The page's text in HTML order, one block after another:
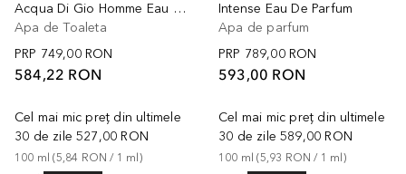
Acqua Di Gio Homme Eau de Toilette
Apa de Toaleta
PRP 749,00 RON
584,22 RON
Cel mai mic preț din ultimele
30 de zile 527,00 RON
100 ml (5,84 RON / 1 ml )
Intense Eau De Parfum
Apa de parfum
PRP 789,00 RON
593,00 RON
Cel mai mic preț din ultimele
30 de zile 589,00 RON
100 ml (5,93 RON / 1 ml )